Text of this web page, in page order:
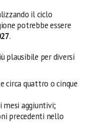
il ciclo
potrebbe essere
.
plausibile per diversi
circa quattro o cinque
mesi aggiuntivi;
precedenti nello